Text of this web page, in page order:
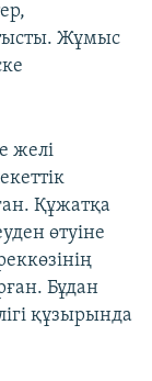
Жұмыс
желі
Құжатқа
өтуіне
Бұдан
құзырында